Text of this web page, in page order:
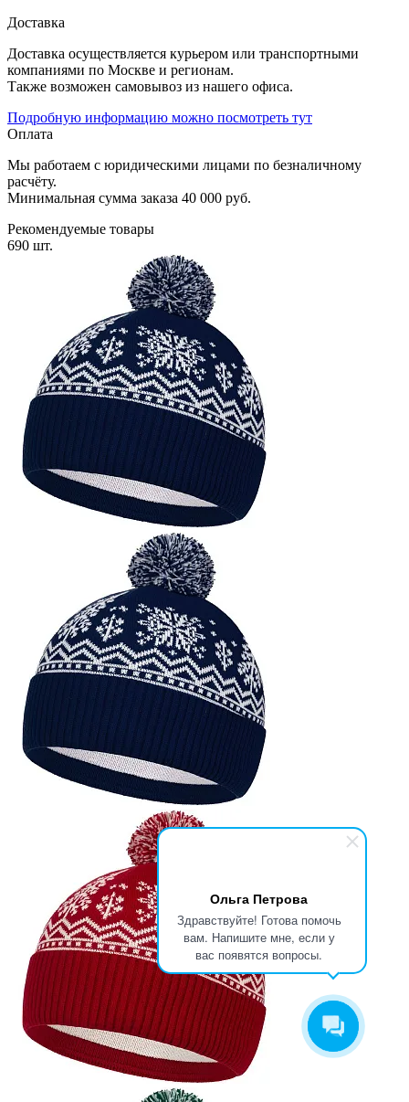
Ольга Петрова
Здравствуйте! Готова помочь
вам. Напишите мне, если у
вас появятся вопросы.
Доставка
Доставка осуществляется курьером или транспортными
компаниями по Москве и регионам.
Также возможен самовывоз из нашего офиса.
Подробную информацию можно посмотреть тут
Оплата
Мы работаем с юридическими лицами по безналичному
расчёту.
Минимальная сумма заказа 40 000 руб.
Рекомендуемые товары
690 шт.